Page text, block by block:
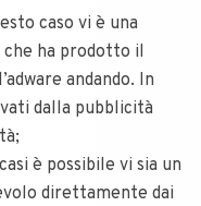
caso vi è una
ha prodotto il
andando. In
dalla pubblicità
è possibile vi sia un
direttamente dai